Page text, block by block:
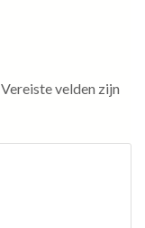
Vereiste velden zijn